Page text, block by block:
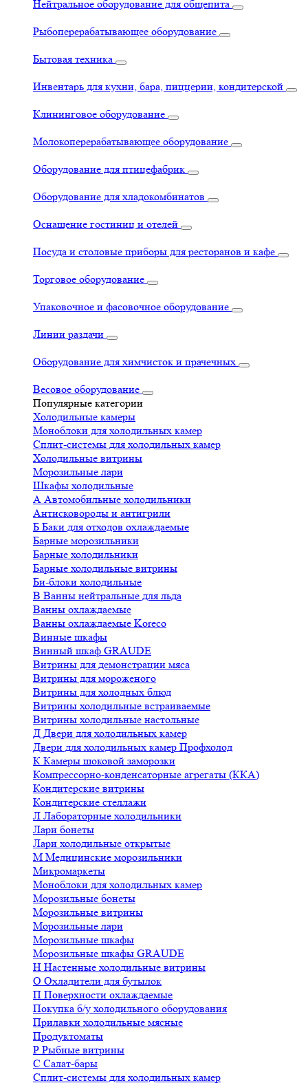
Нейтральное оборудование для общепита
Рыбоперерабатывающее оборудование
Бытовая техника
Инвентарь для кухни, бара, пиццерии, кондитерской
Клининговое оборудование
Молокоперерабатывающее оборудование
Оборудование для птицефабрик
Оборудование для хладокомбинатов
Оснащение гостиниц и отелей
Посуда и столовые приборы для ресторанов и кафе
Торговое оборудование
Упаковочное и фасовочное оборудование
Линии раздачи
Оборудование для химчисток и прачечных
Весовое оборудование
Популярные категории
Холодильные камеры
Моноблоки для холодильных камер
Сплит-системы для холодильных камер
Холодильные витрины
Морозильные лари
Шкафы холодильные
А Автомобильные холодильники
Антисковороды и антигрили
Б Баки для отходов охлаждаемые
Барные морозильники
Барные холодильники
Барные холодильные витрины
Би-блоки холодильные
В Ванны нейтральные для льда
Ванны охлаждаемые
Ванны охлаждаемые Koreco
Винные шкафы
Винный шкаф GRAUDE
Витрины для демонстрации мяса
Витрины для мороженого
Витрины для холодных блюд
Витрины холодильные встраиваемые
Витрины холодильные настольные
Д Двери для холодильных камер
Двери для холодильных камер Профхолод
К Камеры шоковой заморозки
Компрессорно-конденсаторные агрегаты (ККА)
Кондитерские витрины
Кондитерские стеллажи
Л Лабораторные холодильники
Лари бонеты
Лари холодильные открытые
М Медицинские морозильники
Микромаркеты
Моноблоки для холодильных камер
Морозильные бонеты
Морозильные витрины
Морозильные лари
Морозильные шкафы
Морозильные шкафы GRAUDE
Н Настенные холодильные витрины
О Охладители для бутылок
П Поверхности охлаждаемые
Покупка б/у холодильного оборудования
Прилавки холодильные мясные
Продуктоматы
Р Рыбные витрины
С Салат-бары
Сплит-системы для холодильных камер